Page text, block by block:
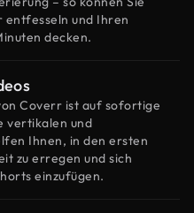
und Ihren
decken.
Coverr ist auf sofortige
vertikalen und
Ihnen, in den ersten
zu erregen und sich
einzufügen.